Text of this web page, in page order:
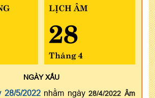
LỊCH ÂM
28
Tháng 4
NGÀYXẤU
28/5/2022nhằm ngày28/4/2022 Âm